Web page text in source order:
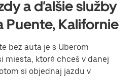
a ďalšie služby
Puente, Kalifornie
bez auta je s Uberom
miesta, ktoré chceš v danej
si objednaj jazdu v